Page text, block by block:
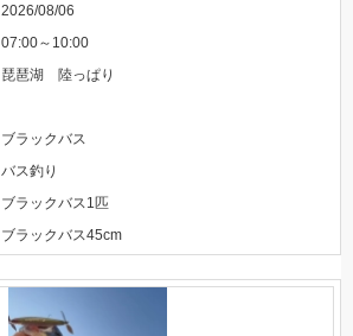
2026/08/06
07:00～10:00
琵琶湖 陸っぱり
ブラックバス
バス釣り
ブラックバス1匹
ブラックバス45cm